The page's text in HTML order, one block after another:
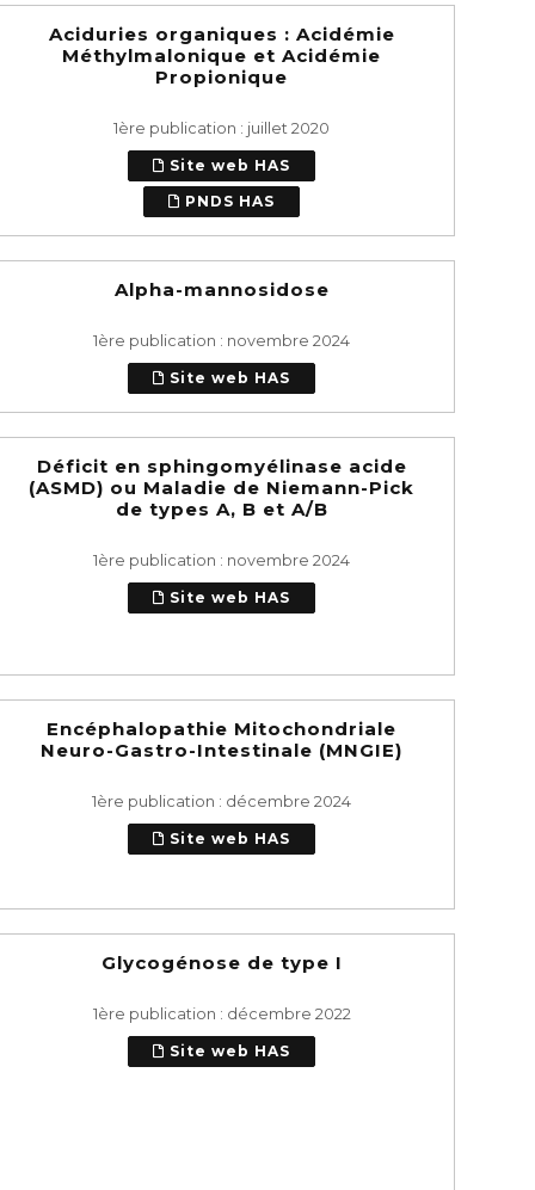
Aciduries organiques : Acidémie
Méthylmalonique et Acidémie
Propionique
1ère publication : juillet 2020
Site web HAS
PNDS HAS
Alpha-mannosidose
1ère publication : novembre 2024
Site web HAS
Déficit en sphingomyélinase acide
(ASMD) ou Maladie de Niemann-Pick
de types A, B et A/B
1ère publication : novembre 2024
Site web HAS
Encéphalopathie Mitochondriale
Neuro-Gastro-Intestinale (MNGIE)
1ère publication : décembre 2024
Site web HAS
Glycogénose de type I
1ère publication : décembre 2022
Site web HAS